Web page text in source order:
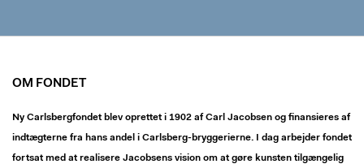
OM FONDET
Ny Carlsbergfondet blev oprettet i 1902 af Carl Jacobsen og finansieres af
indtægterne fra hans andel i Carlsberg-bryggerierne. I dag arbejder fondet
fortsat med at realisere Jacobsens vision om at gøre kunsten tilgængelig